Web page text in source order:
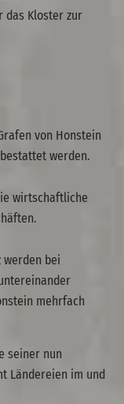
das Kloster zur
von Honstein
werden.
wirtschaftliche
werden bei
mehrfach
seiner nun
Ländereien im und